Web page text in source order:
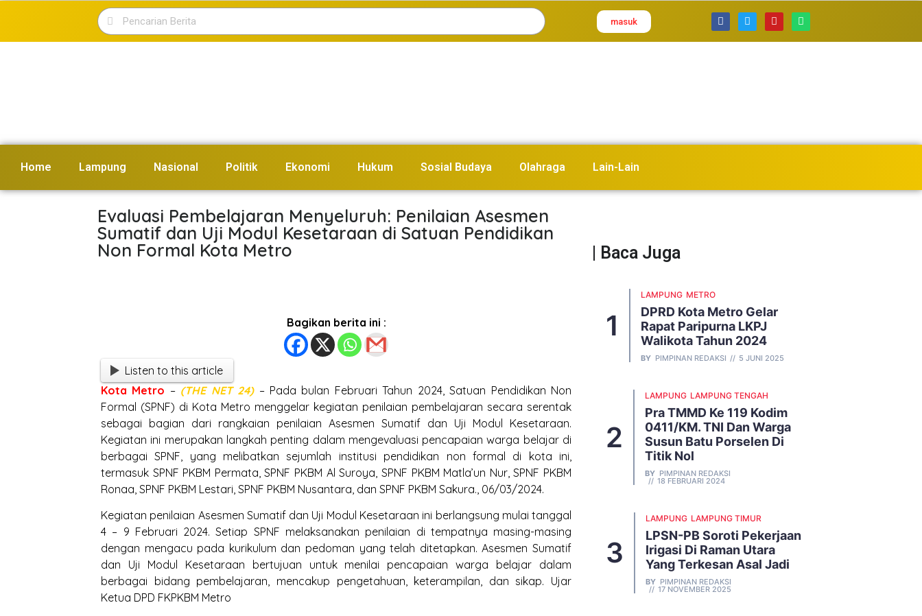
masuk
Home Lampung Nasional Politik Ekonomi Hukum Sosial Budaya Olahraga Lain-Lain
Evaluasi Pembelajaran Menyeluruh: Penilaian Asesmen
Sumatif dan Uji Modul Kesetaraan di Satuan Pendidikan
Non Formal Kota Metro
Bagikan berita ini :
Listen to this article
Kota Metro – (THE NET 24)– Pada bulan Februari Tahun 2024, Satuan Pendidikan Non
Formal (SPNF) di Kota Metro menggelar kegiatan penilaian pembelajaran secara serentak
sebagai bagian dari rangkaian penilaian Asesmen Sumatif dan Uji Modul Kesetaraan.
Kegiatan ini merupakan langkah penting dalam mengevaluasi pencapaian warga belajar di
berbagai SPNF, yang melibatkan sejumlah institusi pendidikan non formal di kota ini,
termasuk SPNF PKBM Permata, SPNF PKBM Al Suroya, SPNF PKBM Matla’un Nur, SPNF PKBM
Ronaa, SPNF PKBM Lestari, SPNF PKBM Nusantara, dan SPNF PKBM Sakura., 06/03/2024.
Kegiatan penilaian Asesmen Sumatif dan Uji Modul Kesetaraan ini berlangsung mulai tanggal
4 – 9 Februari 2024. Setiap SPNF melaksanakan penilaian di tempatnya masing-masing
dengan mengacu pada kurikulum dan pedoman yang telah ditetapkan. Asesmen Sumatif
dan Uji Modul Kesetaraan bertujuan untuk menilai pencapaian warga belajar dalam
berbagai bidang pembelajaran, mencakup pengetahuan, keterampilan, dan sikap. Ujar
Ketua DPD FKPKBM Metro
| Baca Juga
LAMPUNG METRO
DPRD Kota Metro Gelar
Rapat Paripurna LKPJ
Walikota Tahun 2024
BY PIMPINAN REDAKSI 5 JUNI 2025
LAMPUNG LAMPUNG TENGAH
Pra TMMD Ke 119 Kodim
0411/KM. TNI Dan Warga
Susun Batu Porselen Di
Titik Nol
BY PIMPINAN REDAKSI
18 FEBRUARI 2024
LAMPUNG LAMPUNG TIMUR
LPSN-PB Soroti Pekerjaan
Irigasi Di Raman Utara
Yang Terkesan Asal Jadi
BY PIMPINAN REDAKSI
17 NOVEMBER 2025